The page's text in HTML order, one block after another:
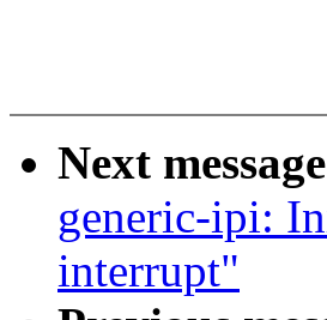
Next
generic-ipi:
interrupt"